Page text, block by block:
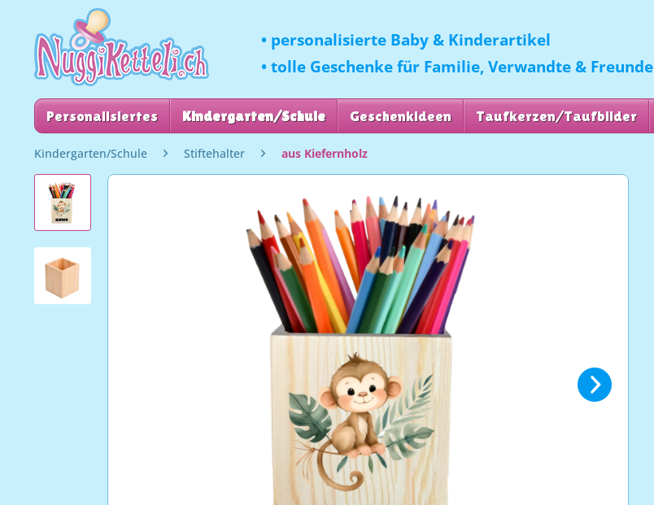
• personalisierte Baby & Kinderartikel
• tolle Geschenke für Familie, Verwandte & Freunde
Personalisiertes Kindergarten/Schule Geschenkideen Taufkerzen/Taufbilder
Kindergarten/Schule Stiftehalter aus Kiefernholz